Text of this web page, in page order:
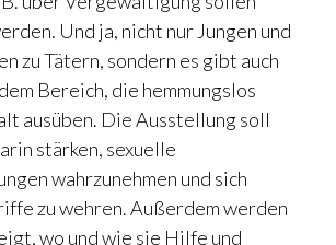
Und ja, nicht nur Jungen und
zu Tätern, sondern es gibt auch
Bereich, die hemmungslos
ausüben. Die Ausstellung soll
stärken, sexuelle
wahrzunehmen und sich
zu wehren. Außerdem werden
wo und wie sie Hilfe und